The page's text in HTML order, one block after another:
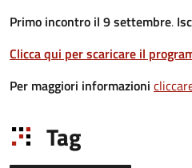
Primo incontro il 9 settembre.
Clicca qui per scaricare il
Per maggiori informazioni
Tag